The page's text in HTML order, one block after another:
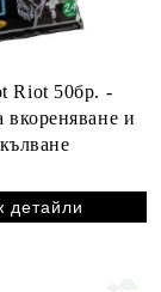
Riot 50бр. -
вкореняване и
детайли